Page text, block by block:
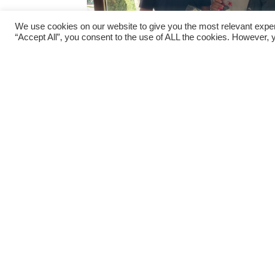
We use cookies on our website to give you the most relevant
“Accept All”, you consent to the use of ALL the cookies.